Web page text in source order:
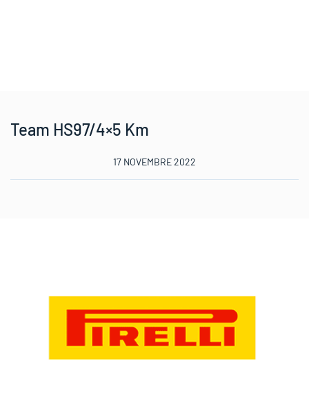
Team HS97/4×5 Km
17 NOVEMBRE 2022